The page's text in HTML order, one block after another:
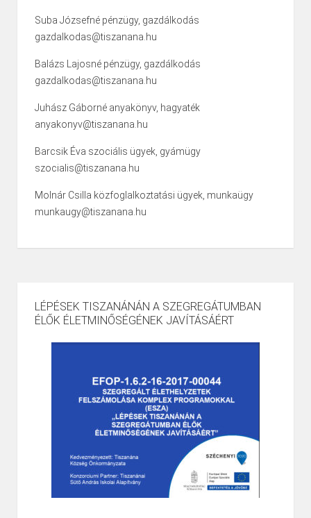
Suba Józsefné pénzügy, gazdálkodás
gazdalkodas@tiszanana.hu
Balázs Lajosné pénzügy, gazdálkodás
gazdalkodas@tiszanana.hu
Juhász Gáborné anyakönyv, hagyaték
anyakonyv@tiszanana.hu
Barcsik Éva szociális ügyek, gyámügy
szocialis@tiszanana.hu
Molnár Csilla közfoglalkoztatási ügyek, munkaügy
munkaugy@tiszanana.hu
LÉPÉSEK TISZANÁNÁN A SZEGREGÁTUMBAN
ÉLŐK ÉLETMINŐSÉGÉNEK JAVÍTÁSÁÉRT